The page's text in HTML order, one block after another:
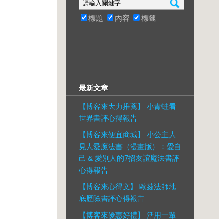
標題 內容 標籤
最新文章
【博客來大力推薦】 小青蛙看
世界書評心得報告
【博客來便宜商城】 小公主人
見人愛魔法書（漫畫版）：愛自
己 & 愛別人的7招友誼魔法書評
心得報告
【博客來心得文】 歐茲法師地
底歷險書評心得報告
【博客來優惠好禮】 活用一輩